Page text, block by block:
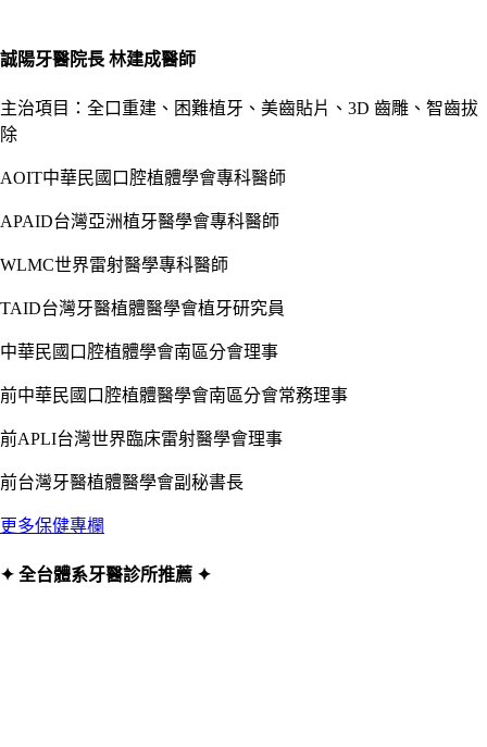
誠陽牙醫院長 林建成醫師
主治項目：全口重建、困難植牙、美齒貼片、3D 齒雕、智齒拔
除
AOIT中華民國口腔植體學會專科醫師
APAID台灣亞洲植牙醫學會專科醫師
WLMC世界雷射醫學專科醫師
TAID台灣牙醫植體醫學會植牙研究員
中華民國口腔植體學會南區分會理事
前中華民國口腔植體醫學會南區分會常務理事
前APLI台灣世界臨床雷射醫學會理事
前台灣牙醫植體醫學會副秘書長
更多保健專欄
✦ 全台體系牙醫診所推薦 ✦